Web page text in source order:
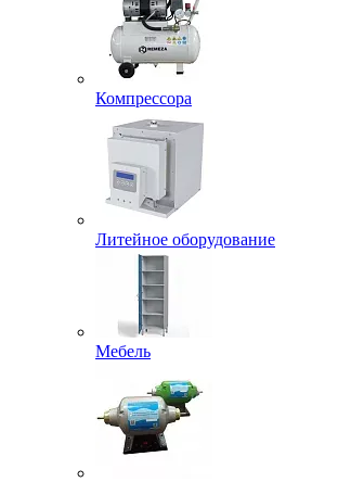
Компрессора
Литейное оборудование
Мебель